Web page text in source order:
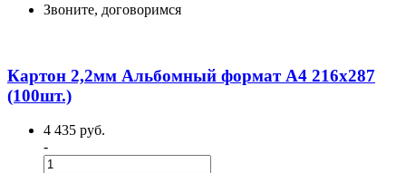
Звоните, договоримся
Картон 2,2мм Альбомный формат А4 216x287
(100шт.)
4 435 руб.
-